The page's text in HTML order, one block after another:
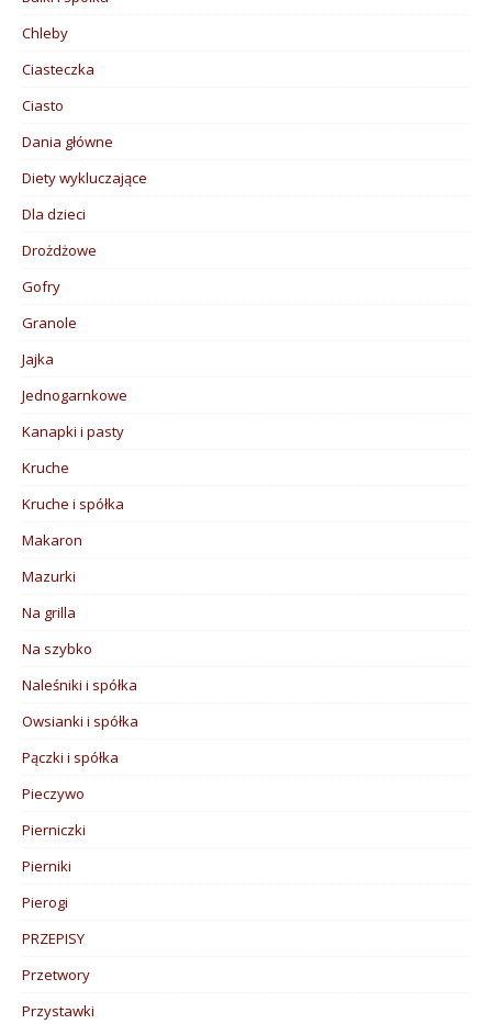
Chleby
Ciasteczka
Ciasto
Dania główne
Diety wykluczające
Dla dzieci
Drożdżowe
Gofry
Granole
Jajka
Jednogarnkowe
Kanapki i pasty
Kruche
Kruche i spółka
Makaron
Mazurki
Na grilla
Na szybko
Naleśniki i spółka
Owsianki i spółka
Pączki i spółka
Pieczywo
Pierniczki
Pierniki
Pierogi
PRZEPISY
Przetwory
Przystawki